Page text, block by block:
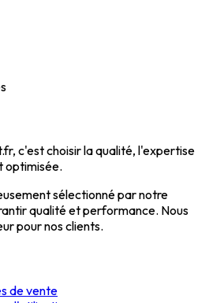
c'est choisir la qualité, l'expertise
optimisée.
sélectionné par notre
qualité et performance. Nous
pour nos clients.
de vente